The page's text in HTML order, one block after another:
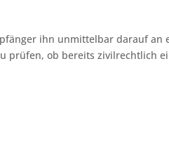
ihn unmittelbar darauf an
prüfen, ob bereits zivilrechtlich